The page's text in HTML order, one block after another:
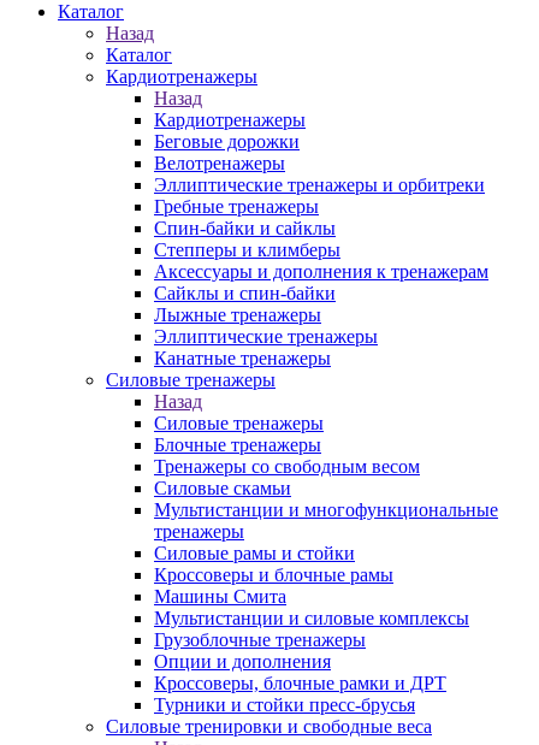
Каталог
Назад
Каталог
Кардиотренажеры
Назад
Кардиотренажеры
Беговые дорожки
Велотренажеры
Эллиптические тренажеры и орбитреки
Гребные тренажеры
Спин-байки и сайклы
Степперы и климберы
Аксессуары и дополнения к тренажерам
Сайклы и спин-байки
Лыжные тренажеры
Эллиптические тренажеры
Канатные тренажеры
Силовые тренажеры
Назад
Силовые тренажеры
Блочные тренажеры
Тренажеры со свободным весом
Силовые скамьи
Мультистанции и многофункциональные
тренажеры
Силовые рамы и стойки
Кроссоверы и блочные рамы
Машины Смита
Мультистанции и силовые комплексы
Грузоблочные тренажеры
Опции и дополнения
Кроссоверы, блочные рамки и ДРТ
Турники и стойки пресс-брусья
Силовые тренировки и свободные веса